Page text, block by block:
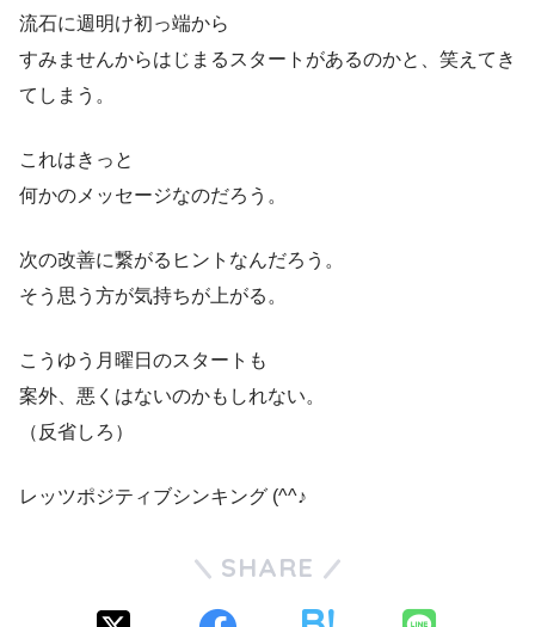
流石に週明け初っ端から
すみませんからはじまるスタートがあるのかと、笑えてき
てしまう。
これはきっと
何かのメッセージなのだろう。
次の改善に繋がるヒントなんだろう。
そう思う方が気持ちが上がる。
こうゆう月曜日のスタートも
案外、悪くはないのかもしれない。
（反省しろ）
レッツポジティブシンキング (^^♪
SHARE